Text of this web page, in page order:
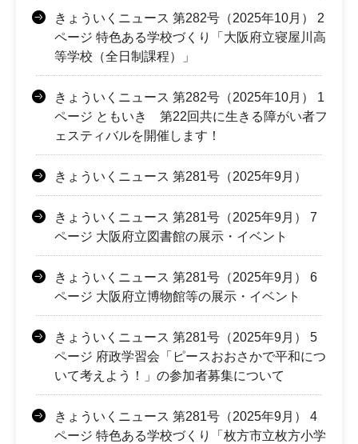
きょういくニュース 第282号（2025年10月） 2
ページ 特色ある学校づくり「大阪府立寝屋川高
等学校（全日制課程）」
きょういくニュース 第282号（2025年10月） 1
ページ ともいき 第22回共に生きる障がい者フ
ェスティバルを開催します！
きょういくニュース 第281号（2025年9月）
きょういくニュース 第281号（2025年9月） 7
ページ 大阪府立図書館の展示・イベント
きょういくニュース 第281号（2025年9月） 6
ページ 大阪府立博物館等の展示・イベント
きょういくニュース 第281号（2025年9月） 5
ページ 府政学習会「ピースおおさかで平和につ
いて考えよう！」の参加者募集について
きょういくニュース 第281号（2025年9月） 4
ページ 特色ある学校づくり「枚方市立枚方小学